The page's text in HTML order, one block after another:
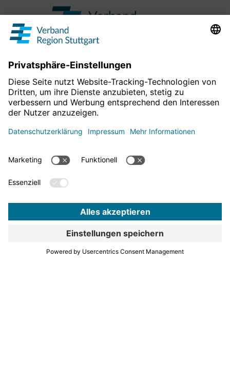
Für mehr News
hier entlang!
Verband
Verbandsstruktur
Karriere
Regionalplanung
Wirtschaftsförderung
Sport und Kultur